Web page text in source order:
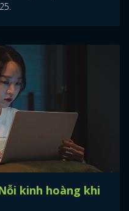
kinh hoàng khi